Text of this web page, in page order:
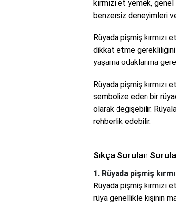
kırmızı et yemek,
benzersiz deneyimleri
Rüyada pişmiş kırmızı
dikkat etme gerekliliğini
yaşama odaklanma
Rüyada pişmiş kırmızı
sembolize eden bir
olarak değişebilir.
rehberlik edebilir.
Sıkça Sorulan
1. Rüyada pişmiş
Rüyada pişmiş kırmızı
rüya genellikle kişinin